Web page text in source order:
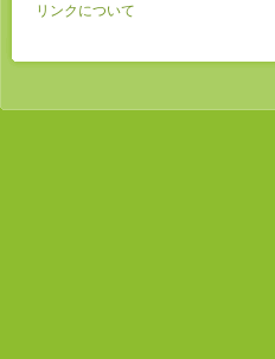
リンクについて